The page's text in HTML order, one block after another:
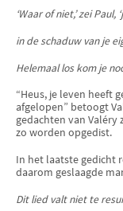
‘Waar of niet,’ zei
in de schaduw van je
Helemaal los kom je
“Heus, je leven heeft
afgelopen” betoogt
gedachten van Valéry
zo worden opgedist.
In het laatste gedicht
daarom geslaagde
Dit lied valt niet te